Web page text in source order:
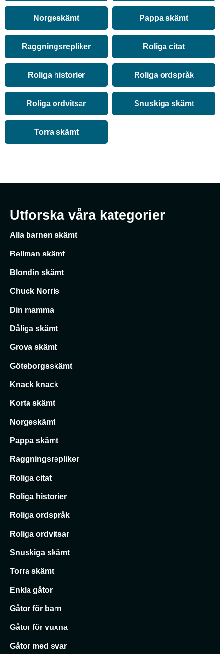
Norgeskämt Pappa skämt
Raggningsrepliker Roliga citat
Roliga historier Roliga ordspråk
Roliga ordvitsar Snuskiga skämt
Torra skämt
Utforska våra kategorier
Alla barnen skämt
Bellman skämt
Blondin skämt
Chuck Norris
Din mamma
Dåliga skämt
Grova skämt
Göteborgsskämt
Knack knack
Korta skämt
Norgeskämt
Pappa skämt
Raggningsrepliker
Roliga citat
Roliga historier
Roliga ordspråk
Roliga ordvitsar
Snuskiga skämt
Torra skämt
Enkla gåtor
Gåtor för barn
Gåtor för vuxna
Gåtor med svar